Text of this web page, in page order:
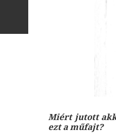
Miért jutott
ezt a műfajt?